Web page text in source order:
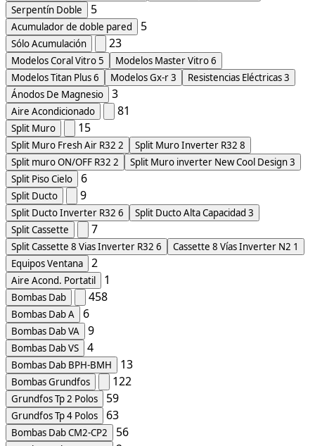
Serpentín Doble
5
Acumulador de doble pared 5
Sólo Acumulación 23
Modelos Coral Vitro5 Modelos Master Vitro6
Modelos Titan Plus6 Modelos Gx-r3 Resistencias Eléctricas3
Ánodos De Magnesio
3
Aire Acondicionado 81
Split Muro 15
Split Muro Fresh Air R32 2 Split Muro Inverter R32 8
Split muro ON/OFF R32 2 Split Muro inverter New Cool Design3
Split Piso Cielo
6
Split Ducto 9
Split Ducto Inverter R32 6 Split Ducto Alta Capacidad 3
Split Cassette
7
Split Cassette 8 Vias Inverter R32 6 Cassette 8 Vías Inverter N2 1
Equipos Ventana
2
Aire Acond. Portatil 1
Bombas Dab 458
Bombas Dab A 6
Bombas Dab VA 9
Bombas Dab VS 4
Bombas Dab BPH-BMH 13
Bombas Grundfos 122
Grundfos Tp 2 Polos 59
Grundfos Tp 4 Polos 63
Bombas Dab CM2-CP2 56